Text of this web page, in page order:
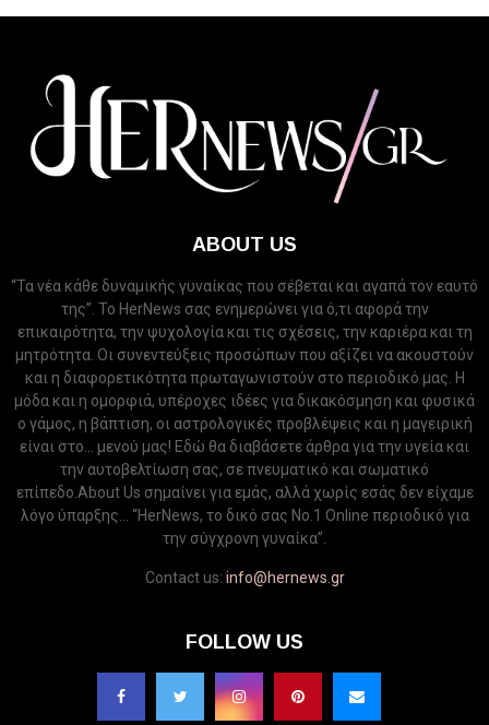
ABOUT US
“Τα νέα κάθε δυναμικής γυναίκας που σέβεται και αγαπά τον εαυτό
της”. Το HerNews σας ενημερώνει για ό,τι αφορά την
επικαιρότητα, την ψυχολογία και τις σχέσεις, την καριέρα και τη
μητρότητα. Οι συνεντεύξεις προσώπων που αξίζει να ακουστούν
και η διαφορετικότητα πρωταγωνιστούν στο περιοδικό μας. Η
μόδα και η ομορφιά, υπέροχες ιδέες για δικακόσμηση και φυσικά
ο γάμος, η βάπτιση, οι αστρολογικές προβλέψεις και η μαγειρική
είναι στο... μενού μας! Εδώ θα διαβάσετε άρθρα για την υγεία και
την αυτοβελτίωση σας, σε πνευματικό και σωματικό
επίπεδο.About Us σημαίνει για εμάς, αλλά χωρίς εσάς δεν είχαμε
λόγο ύπαρξης... “HerNews, το δικό σας Νo.1 Online περιοδικό για
την σύγχρονη γυναίκα”.
Contact us: info@hernews.gr
FOLLOW US